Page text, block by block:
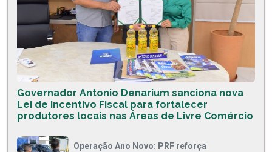
Governador Antonio Denarium sanciona nova
Lei de Incentivo Fiscal para fortalecer
produtores locais nas Áreas de Livre Comércio
Operação Ano Novo: PRF reforça